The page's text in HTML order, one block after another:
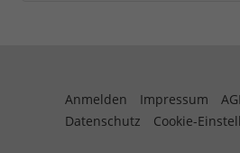
Anmelden Impressum
Datenschutz
Cookie-